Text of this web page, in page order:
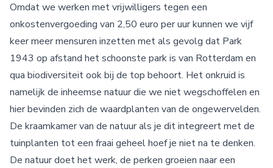
Omdat we werken met vrijwilligers tegen een
onkostenvergoeding van 2,50 euro per uur kunnen we vijf
keer meer mensuren inzetten met als gevolg dat Park
1943 op afstand het schoonste park is van Rotterdam en
qua biodiversiteit ook bij de top behoort. Het onkruid is
namelijk de inheemse natuur die we niet wegschoffelen en
hier bevinden zich de waardplanten van de ongewervelden.
De kraamkamer van de natuur als je dit integreert met de
tuinplanten tot een fraai geheel hoef je niet na te denken.
De natuur doet het werk, de perken groeien naar een